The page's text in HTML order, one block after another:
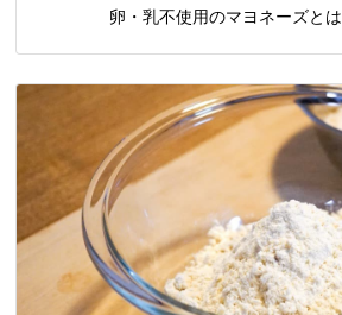
卵・乳不使用のマヨネーズとは